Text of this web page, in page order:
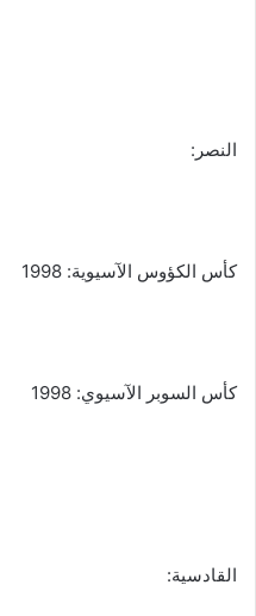
النصر:
كأس الكؤوس الآسيوية: 1998
كأس السوبر الآسيوي: 1998
القادسية: